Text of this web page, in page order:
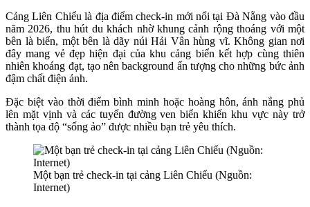
Cảng Liên Chiểu là địa điểm check-in mới nổi tại Đà Nẵng vào đầu
năm 2026, thu hút du khách nhờ khung cảnh rộng thoáng với một
bên là biển, một bên là dãy núi Hải Vân hùng vĩ. Không gian nơi
đây mang vẻ đẹp hiện đại của khu cảng biển kết hợp cùng thiên
nhiên khoáng đạt, tạo nên background ấn tượng cho những bức ảnh
đậm chất điện ảnh.
Đặc biệt vào thời điểm bình minh hoặc hoàng hôn, ánh nắng phủ
lên mặt vịnh và các tuyến đường ven biển khiến khu vực này trở
thành tọa độ “sống ảo” được nhiều bạn trẻ yêu thích.
Một bạn trẻ check-in tại cảng Liên Chiểu (Nguồn:
Internet)